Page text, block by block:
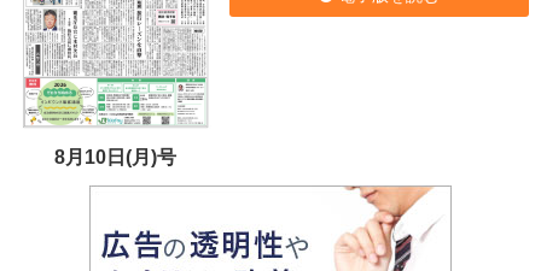
8月10日(月)号